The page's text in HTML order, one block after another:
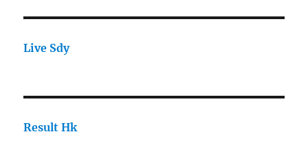
Live Sdy
Result Hk